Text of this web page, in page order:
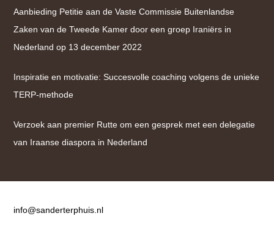
Aanbieding Petitie aan de Vaste Commissie Buitenlandse
Zaken van de Tweede Kamer door een groep Iraniërs in
Nederland op 13 december 2022
Inspiratie en motivatie: Succesvolle coaching volgens de unieke
TERP-methode
Verzoek aan premier Rutte om een gesprek met een delegatie
van Iraanse diaspora in Nederland
Contact
info@sanderterphuis.nl